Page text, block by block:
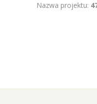
Nazwa projektu: